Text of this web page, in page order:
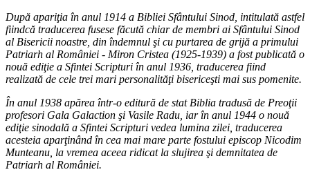
După apariţia în anul 1914 a Bibliei Sfântului Sinod, intitulată astfel
fiindcă traducerea fusese făcută chiar de membri ai Sfântului Sinod
al Bisericii noastre, din îndemnul şi cu purtarea de grijă a primului
Patriarh al României - Miron Cristea (1925-1939) a fost publicată o
nouă ediţie a Sfintei Scripturi în anul 1936, traducerea fiind
realizată de cele trei mari personalităţi bisericeşti mai sus pomenite.
În anul 1938 apărea într-o editură de stat Biblia tradusă de Preoţii
profesori Gala Galaction şi Vasile Radu, iar în anul 1944 o nouă
ediţie sinodală a Sfintei Scripturi vedea lumina zilei, traducerea
acesteia aparţinând în cea mai mare parte fostului episcop Nicodim
Munteanu, la vremea aceea ridicat la slujirea şi demnitatea de
Patriarh al României.